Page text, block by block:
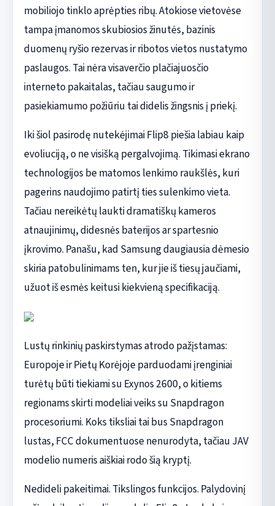
mobiliojo tinklo aprėpties ribų. Atokiose vietovėse
tampa įmanomos skubiosios žinutės, bazinis
duomenų ryšio rezervas ir ribotos vietos nustatymo
paslaugos. Tai nėra visaverčio plačiajuosčio
interneto pakaitalas, tačiau saugumo ir
pasiekiamumo požiūriu tai didelis žingsnis į priekį.
Iki šiol pasirodę nutekėjimai Flip8 piešia labiau kaip
evoliuciją, o ne visišką pergalvojimą. Tikimasi ekrano
technologijos be matomos lenkimo raukšlės, kuri
pagerins naudojimo patirtį ties sulenkimo vieta.
Tačiau nereikėtų laukti dramatiškų kameros
atnaujinimų, didesnės baterijos ar spartesnio
įkrovimo. Panašu, kad Samsung daugiausia dėmesio
skiria patobulinimams ten, kur jie iš tiesų jaučiami,
užuot iš esmės keitusi kiekvieną specifikaciją.
Lustų rinkinių paskirstymas atrodo pažįstamas:
Europoje ir Pietų Korėjoje parduodami įrenginiai
turėtų būti tiekiami su Exynos 2600, o kitiems
regionams skirti modeliai veiks su Snapdragon
procesoriumi. Koks tiksliai tai bus Snapdragon
lustas, FCC dokumentuose nenurodyta, tačiau JAV
modelio numeris aiškiai rodo šią kryptį.
Nedideli pakeitimai. Tikslingos funkcijos. Palydovinį